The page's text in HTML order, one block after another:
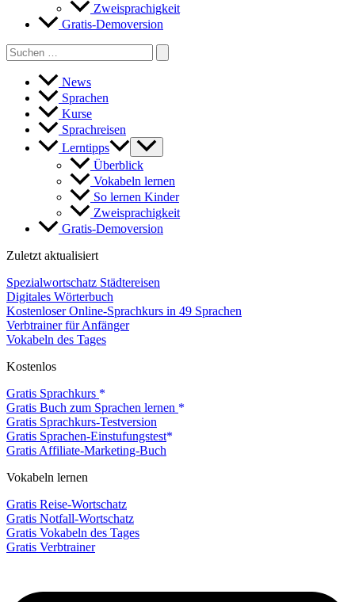
Zweisprachigkeit
Gratis-Demoversion
Search
for:
News
Sprachen
Kurse
Sprachreisen
Lerntipps
Überblick
Vokabeln lernen
So lernen Kinder
Zweisprachigkeit
Gratis-Demoversion
Zuletzt aktualisiert
Spezialwortschatz Städtereisen
Digitales Wörterbuch
Kostenloser Online-Sprachkurs in 49 Sprachen
Verbtrainer für Anfänger
Vokabeln des Tages
Kostenlos
Gratis Sprachkurs
Gratis Buch zum Sprachen lernen
Gratis Sprachkurs-Testversion
Gratis Sprachen-Einstufungstest
Gratis Affiliate-Marketing-Buch
Vokabeln lernen
Gratis Reise-Wortschatz
Gratis Notfall-Wortschatz
Gratis Vokabeln des Tages
Gratis Verbtrainer